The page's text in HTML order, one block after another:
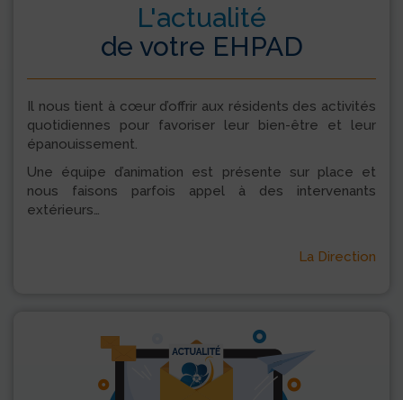
L'actualité
de votre EHPAD
Il nous tient à cœur d’offrir aux résidents des activités
quotidiennes pour favoriser leur bien-être et leur
épanouissement.
Une équipe d’animation est présente sur place et
nous faisons parfois appel à des intervenants
extérieurs…
La Direction